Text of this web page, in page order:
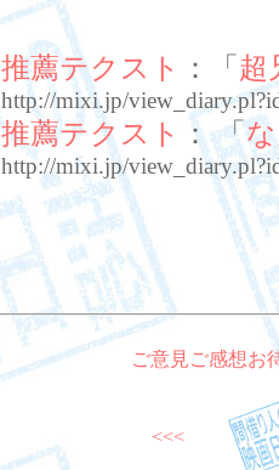
推薦テクスト ：「 超
http://mixi.jp/
推薦テクスト ： 「
http://mixi.jp/
ご意見ご感想お
<<<